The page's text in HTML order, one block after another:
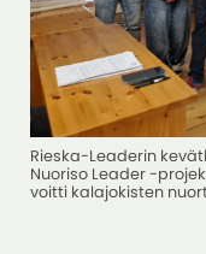
Rieska-Leaderin
Nuoriso Leader -
voitti kalajokisten